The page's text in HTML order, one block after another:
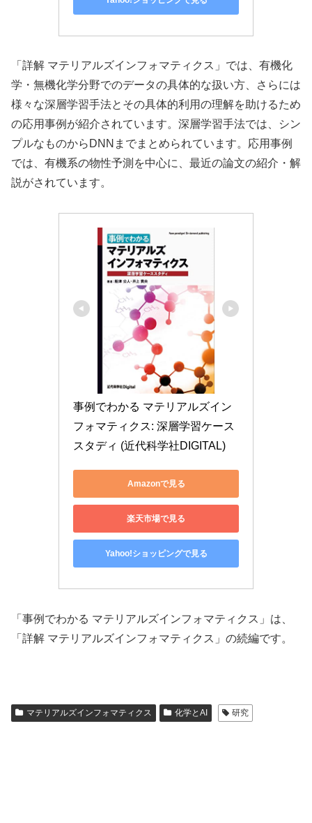
「詳解 マテリアルズインフォマティクス」では、有機化
学・無機化学分野でのデータの具体的な扱い方、さらには
様々な深層学習手法とその具体的利用の理解を助けるため
の応用事例が紹介されています。深層学習手法では、シン
プルなものからDNNまでまとめられています。応用事例
では、有機系の物性予測を中心に、最近の論文の紹介・解
説がされています。
事例でわかる マテリアルズイン
フォマティクス: 深層学習ケース
スタディ (近代科学社DIGITAL)
Amazonで見る
楽天市場で見る
Yahoo!ショッピングで見る
「事例でわかる マテリアルズインフォマティクス」は、
「詳解 マテリアルズインフォマティクス」の続編です。
マテリアルズインフォマティクス 化学とAI 研究